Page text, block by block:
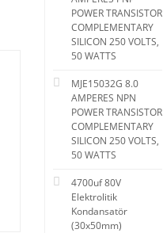
POWER TRANSISTOR
COMPLEMENTARY
SILICON 250 VOLTS,
50 WATTS
MJE15032G 8.0
AMPERES NPN
POWER TRANSISTOR
COMPLEMENTARY
SILICON 250 VOLTS,
50 WATTS
4700uf 80V
Elektrolitik
Kondansatör
(30x50mm)